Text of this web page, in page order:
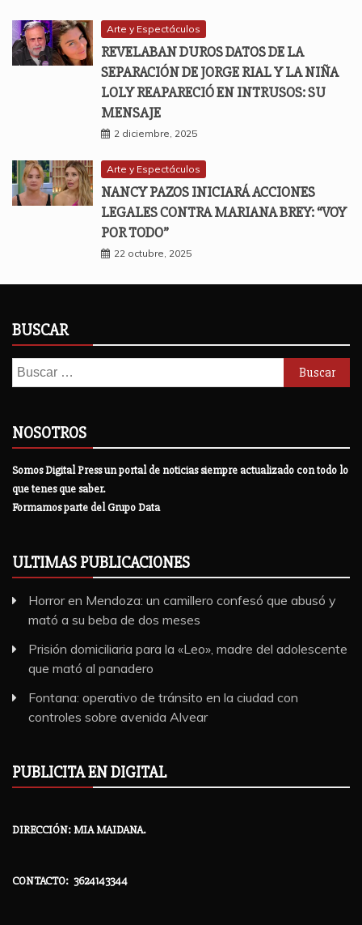
Arte y Espectáculos
REVELABAN DUROS DATOS DE LA
SEPARACIÓN DE JORGE RIAL Y LA NIÑA
LOLY REAPARECIÓ EN INTRUSOS: SU
MENSAJE
2 diciembre, 2025
Arte y Espectáculos
NANCY PAZOS INICIARÁ ACCIONES
LEGALES CONTRA MARIANA BREY: “VOY
POR TODO”
22 octubre, 2025
BUSCAR
Buscar:
NOSOTROS
Somos Digital Press un portal de noticias siempre actualizado con todo lo
que tenes que saber.
Formamos parte del Grupo Data
ULTIMAS PUBLICACIONES
Horror en Mendoza: un camillero confesó que abusó y
mató a su beba de dos meses
Prisión domiciliaria para la «Leo», madre del adolescente
que mató al panadero
Fontana: operativo de tránsito en la ciudad con
controles sobre avenida Alvear
PUBLICITA EN DIGITAL
DIRECCIÓN: MIA MAIDANA.
CONTACTO: 3624143344